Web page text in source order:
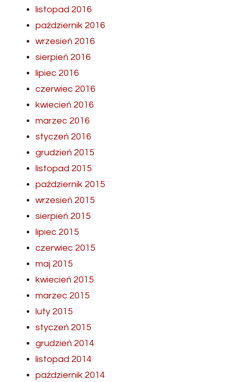
listopad 2016
październik 2016
wrzesień 2016
sierpień 2016
lipiec 2016
czerwiec 2016
kwiecień 2016
marzec 2016
styczeń 2016
grudzień 2015
listopad 2015
październik 2015
wrzesień 2015
sierpień 2015
lipiec 2015
czerwiec 2015
maj 2015
kwiecień 2015
marzec 2015
luty 2015
styczeń 2015
grudzień 2014
listopad 2014
październik 2014